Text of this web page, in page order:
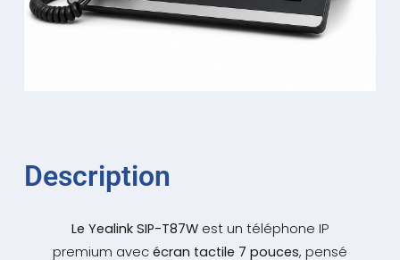
Description
Le Yealink SIP-T87W est un téléphone IP
premium avec écran tactile 7 pouces, pensé